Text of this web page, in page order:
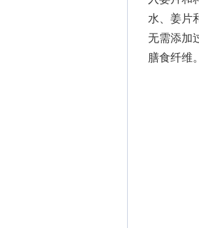
水、姜片
无需添加
膳食纤维。